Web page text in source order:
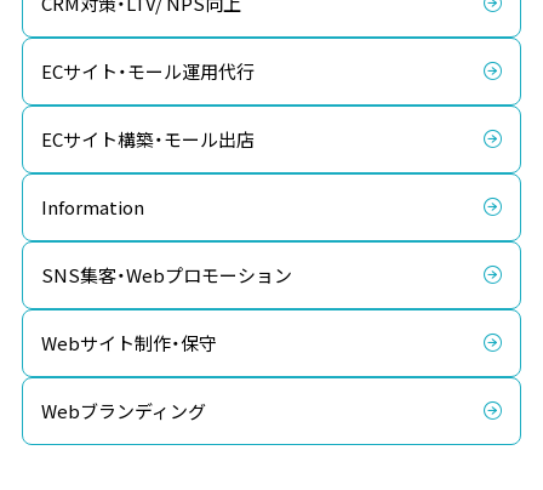
ECサイト・モール運用代行
ECサイト構築・モール出店
Information
SNS集客・Webプロモーション
Webサイト制作・保守
Webブランディング